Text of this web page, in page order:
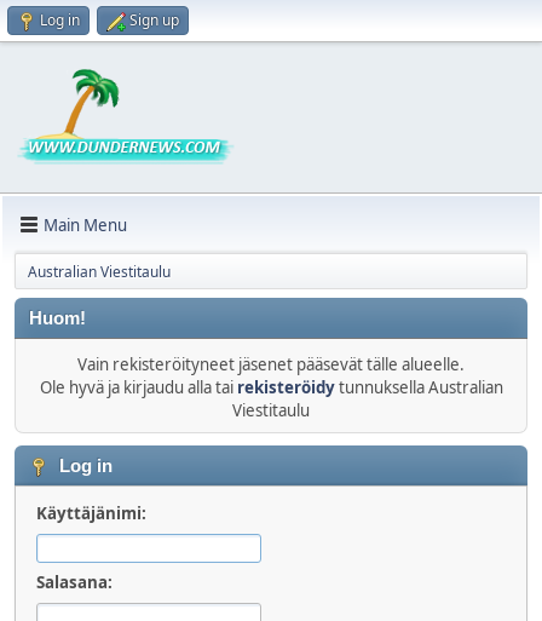
Log in Sign up
Main Menu
Australian Viestitaulu
Huom!
Vain rekisteröityneet jäsenet pääsevät tälle alueelle.
Ole hyvä ja kirjaudu alla tai rekisteröidytunnuksella Australian
Viestitaulu
Log in
Käyttäjänimi:
Salasana: